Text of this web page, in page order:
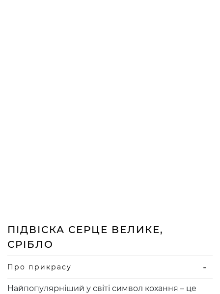
ПІДВІСКА СЕРЦЕ ВЕЛИКЕ,
СРІБЛО
Про прикрасу
Найпопулярніший у світі символ кохання – це